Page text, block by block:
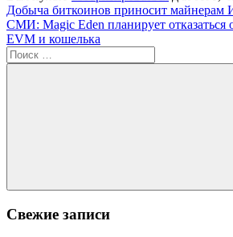
Навигация
по
записям
Предыдущая
запись:
Добыча биткоинов приносит майнерам
Следующая
запись:
СМИ: Magic Eden планирует отказаться
EVM и кошелька
Поиск
для:
Поиск
Свежие записи